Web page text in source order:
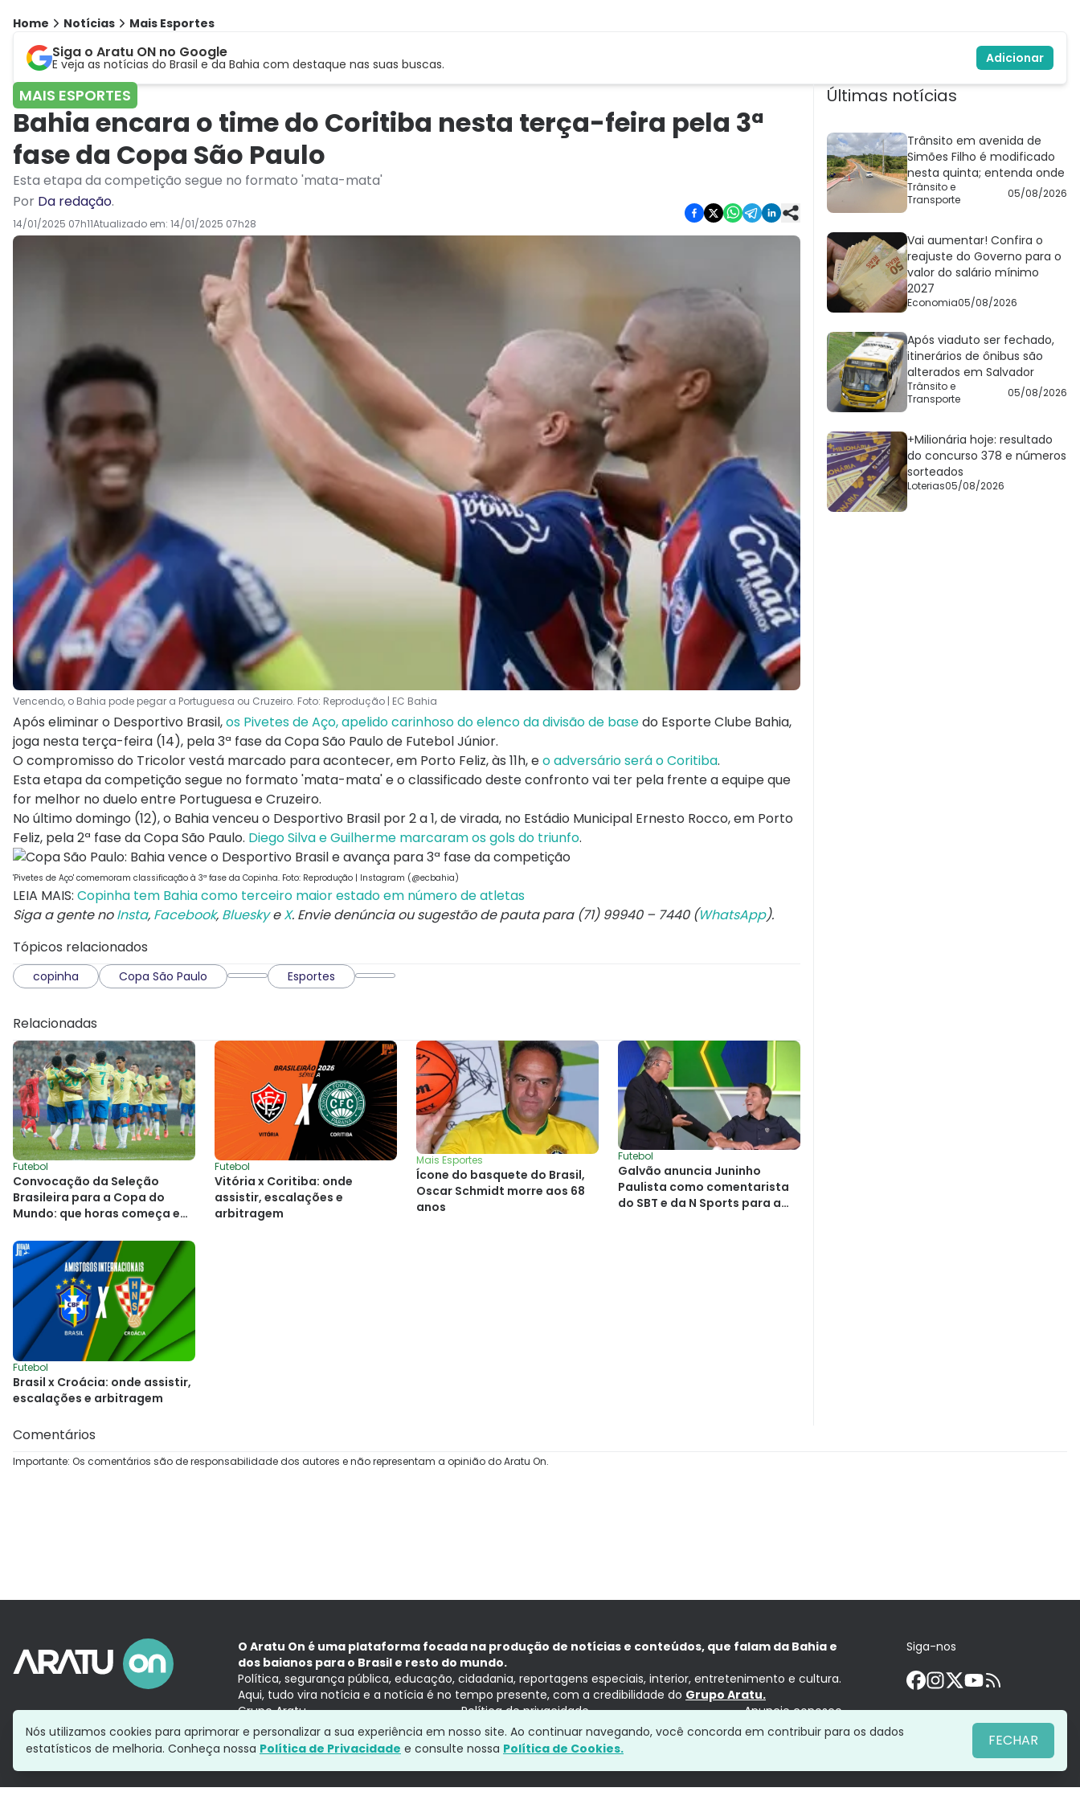
Home Notícias Mais Esportes
Siga o Aratu ON no Google
E veja as notícias do Brasil e da Bahia com destaque nas suas buscas. Adicionar
MAIS ESPORTES
Bahia encara o time do Coritiba nesta terça-feira pela 3ª
fase da Copa São Paulo
Esta etapa da competição segue no formato 'mata-mata'
Por Da redação.
14/01/2025 07h11Atualizado em: 14/01/2025 07h28
Vencendo, o Bahia pode pegar a Portuguesa ou Cruzeiro. Foto: Reprodução | EC Bahia
Após eliminar o Desportivo Brasil,os Pivetes de Aço, apelido carinhoso do elenco da divisão de basedo Esporte Clube Bahia,
joga nesta terça-feira (14), pela 3ª fase da Copa São Paulo de Futebol Júnior.
O compromisso do Tricolor vestá marcado para acontecer, em Porto Feliz, às 11h, eo adversário será o Coritiba.
Esta etapa da competição segue no formato 'mata-mata' e o classificado deste confronto vai ter pela frente a equipe que
for melhor no duelo entre Portuguesa e Cruzeiro.
No último domingo (12), o Bahia venceu o Desportivo Brasil por 2 a 1, de virada, no Estádio Municipal Ernesto Rocco, em Porto
Feliz, pela 2ª fase da Copa São Paulo. Diego Silva e Guilherme marcaram os gols do triunfo.
'Pivetes de Aço' comemoram classificação à 3ª fase da Copinha. Foto: Reprodução | Instagram (@ecbahia)
LEIA MAIS: Copinha tem Bahia como terceiro maior estado em número de atletas
Siga a gente noInsta, Facebook, BlueskyeX. Envie denúncia ou sugestão de pauta para (71) 99940 – 7440 (WhatsApp).
Tópicos relacionados
copinha Copa São Paulo Esportes
Relacionadas
Futebol
Convocação da Seleção
Brasileira para a Copa do
Mundo: que horas começa e
Futebol
Vitória x Coritiba: onde
assistir, escalações e
arbitragem
Mais Esportes
Ícone do basquete do Brasil,
Oscar Schmidt morre aos 68
anos
Futebol
Galvão anuncia Juninho
Paulista como comentarista
do SBT e da N Sports para a
Futebol
Brasil x Croácia: onde assistir,
escalações e arbitragem
Últimas notícias
Trânsito em avenida de
Simões Filho é modificado
nesta quinta; entenda onde
Trânsito e
Transporte
05/08/2026
Vai aumentar! Confira o
reajuste do Governo para o
valor do salário mínimo
2027
Economia05/08/2026
Após viaduto ser fechado,
itinerários de ônibus são
alterados em Salvador
Trânsito e
Transporte
05/08/2026
+Milionária hoje: resultado
do concurso 378 e números
sorteados
Loterias05/08/2026
Comentários
Importante: Os comentários são de responsabilidade dos autores e não representam a opinião do Aratu On.
O Aratu On é uma plataforma focada na produção de notícias e conteúdos, que falam da Bahia e
dos baianos para o Brasil e resto do mundo.
Política, segurança pública, educação, cidadania, reportagens especiais, interior, entretenimento e cultura.
Aqui, tudo vira notícia e a notícia é no tempo presente, com a credibilidade do Grupo Aratu.
Grupo Aratu
Política de privacidade Anuncie conosco
Siga-nos
Nós utilizamos cookies para aprimorar e personalizar a sua experiência em nosso site. Ao continuar navegando, você concorda em contribuir para os dados
estatísticos de melhoria. Conheça nossa Política de Privacidade e consulte nossa Política de Cookies. FECHAR